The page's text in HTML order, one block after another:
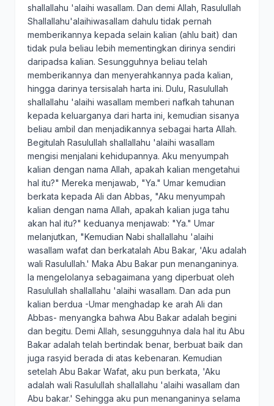
shallallahu 'alaihi wasallam. Dan demi Allah, Rasulullah
Shallallahu'alaihiwasallam dahulu tidak pernah
memberikannya kepada selain kalian (ahlu bait) dan
tidak pula beliau lebih mementingkan dirinya sendiri
daripadsa kalian. Sesungguhnya beliau telah
memberikannya dan menyerahkannya pada kalian,
hingga darinya tersisalah harta ini. Dulu, Rasulullah
shallallahu 'alaihi wasallam memberi nafkah tahunan
kepada keluarganya dari harta ini, kemudian sisanya
beliau ambil dan menjadikannya sebagai harta Allah.
Begitulah Rasulullah shallallahu 'alaihi wasallam
mengisi menjalani kehidupannya. Aku menyumpah
kalian dengan nama Allah, apakah kalian mengetahui
hal itu?" Mereka menjawab, "Ya." Umar kemudian
berkata kepada Ali dan Abbas, "Aku menyumpah
kalian dengan nama Allah, apakah kalian juga tahu
akan hal itu?" keduanya menjawab: "Ya." Umar
melanjutkan, "Kemudian Nabi shallallahu 'alaihi
wasallam wafat dan berkatalah Abu Bakar, 'Aku adalah
wali Rasulullah.' Maka Abu Bakar pun menanganinya.
Ia mengelolanya sebagaimana yang diperbuat oleh
Rasulullah shallallahu 'alaihi wasallam. Dan ada pun
kalian berdua -Umar menghadap ke arah Ali dan
Abbas- menyangka bahwa Abu Bakar adalah begini
dan begitu. Demi Allah, sesungguhnya dala hal itu Abu
Bakar adalah telah bertindak benar, berbuat baik dan
juga rasyid berada di atas kebenaran. Kemudian
setelah Abu Bakar Wafat, aku pun berkata, 'Aku
adalah wali Rasulullah shallallahu 'alaihi wasallam dan
Abu bakar.' Sehingga aku pun menanganinya selama